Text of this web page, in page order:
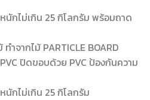
นักไม่เกิน 25 กิโลกรัม พร้อมถาด
ำจากไม้ PARTICLE BOARD
ปิดขอบด้วย PVC ป้องกันความ
นักไม่เกิน 25 กิโลกรัม